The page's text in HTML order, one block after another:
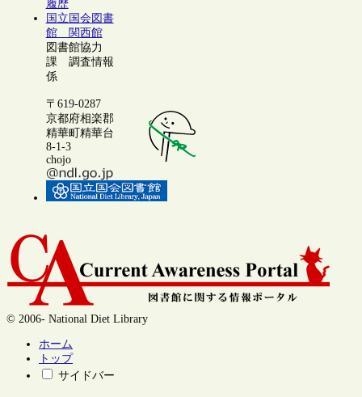
履歴
国立国会図書
館 関西館
図書館協力
課 調査情報
係
〒619-0287
京都府相楽郡
精華町精華台
8-1-3
chojo
© 2006- National Diet Library
ホーム
トップ
サイドバー